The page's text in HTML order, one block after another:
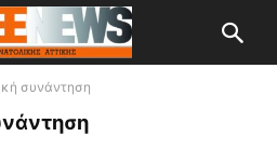
συνάντηση